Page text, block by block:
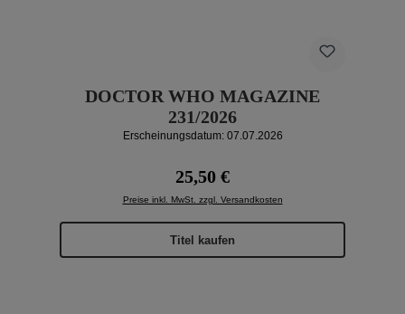
DOCTOR WHO MAGAZINE
231/2026
Erscheinungsdatum: 07.07.2026
Regulärer Preis:
25,50 €
Preise inkl. MwSt. zzgl. Versandkosten
Titel kaufen